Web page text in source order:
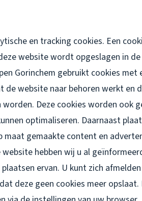
en tracking cookies. Een
website wordt opgeslagen in
Gorinchem gebruikt cookies met
de website naar behoren werkt en
Deze cookies worden ook
optimaliseren. Daarnaast
maat gemaakte content en
hebben wij u al
ervan. U kunt zich
deze geen cookies meer opslaat.